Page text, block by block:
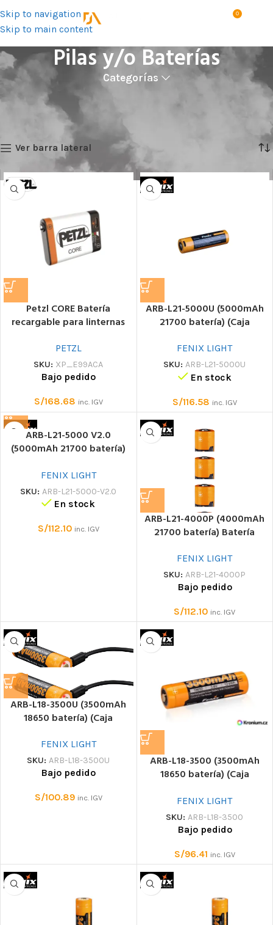
Skip to navigation
Skip to main content
MENÚ 0
Pilas y/o Baterías
Categorías
Productos
Pilas y/o Baterías
Mostrando 1–12 de 14 resultados
Ver barra lateral
Petzl CORE Batería
recargable para linternas
tecnología HYBRID CONCEPT
PETZL
SKU: XP_E99ACA
Bajo pedido
S/168.68 inc. IGV
ARB-L21-5000U (5000mAh
21700 batería) (Caja
FENIX LIGHT
SKU:ARB-L21-5000U
En stock
S/116.58 inc. IGV
ARB-L21-5000 V2.0
(5000mAh 21700 batería)
FENIX LIGHT
SKU:ARB-L21-5000-V2.0
En stock
S/112.10 inc. IGV
ARB-L21-4000P (4000mAh
21700 batería) Batería
FENIX LIGHT
SKU:ARB-L21-4000P
Bajo pedido
S/112.10 inc. IGV
ARB-L18-3500U (3500mAh
18650 batería) (Caja
FENIX LIGHT
SKU:ARB-L18-3500U
Bajo pedido
S/100.89 inc. IGV
ARB-L18-3500 (3500mAh
18650 batería) (Caja
FENIX LIGHT
SKU:ARB-L18-3500
Bajo pedido
S/96.41 inc. IGV